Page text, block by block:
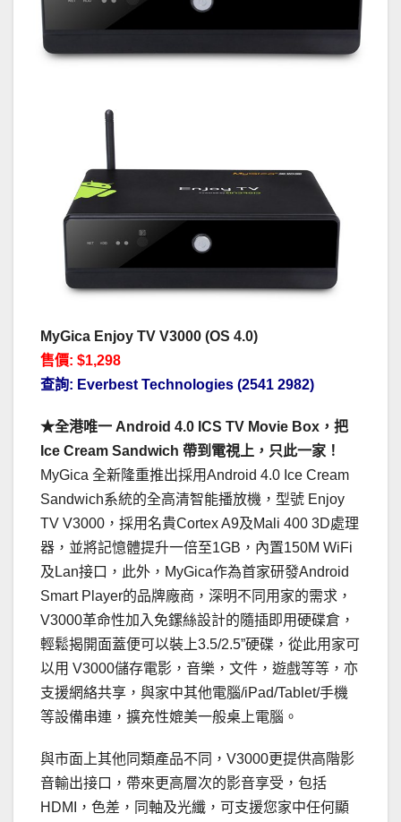
MyGica Enjoy TV V3000 (OS 4.0)
售價: $1,298
查詢: Everbest Technologies (2541 2982)
★全港唯一 Android 4.0 ICS TV Movie Box，把
Ice Cream Sandwich 帶到電視上，只此一家！
MyGica 全新隆重推出採用Android 4.0 Ice Cream
Sandwich系統的全高清智能播放機，型號 Enjoy
TV V3000，採用名貴Cortex A9及Mali 400 3D處理
器，並將記憶體提升一倍至1GB，內置150M WiFi
及Lan接口，此外，MyGica作為首家研發Android
Smart Player的品牌廠商，深明不同用家的需求，
V3000革命性加入免鏍絲設計的隨插即用硬碟倉，
輕鬆揭開面蓋便可以裝上3.5/2.5”硬碟，從此用家可
以用 V3000儲存電影，音樂，文件，遊戲等等，亦
支援網絡共享，與家中其他電腦/iPad/Tablet/手機
等設備串連，擴充性媲美一般桌上電腦。
與市面上其他同類產品不同，V3000更提供高階影
音輸出接口，帶來更高層次的影音享受，包括
HDMI，色差，同軸及光纖，可支援您家中任何顯